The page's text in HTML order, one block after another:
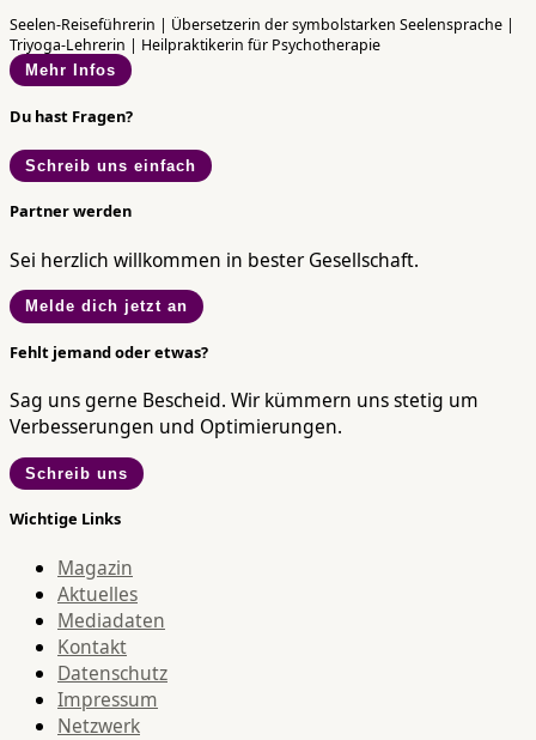
Seelen-Reiseführerin | Übersetzerin der symbolstarken Seelensprache |
Triyoga-Lehrerin | Heilpraktikerin für Psychotherapie
Mehr Infos
Du hast Fragen?
Schreib uns einfach
Partner werden
Sei herzlich willkommen in bester Gesellschaft.
Melde dich jetzt an
Fehlt jemand oder etwas?
Sag uns gerne Bescheid. Wir kümmern uns stetig um
Verbesserungen und Optimierungen.
Schreib uns
Wichtige Links
Magazin
Aktuelles
Mediadaten
Kontakt
Datenschutz
Impressum
Netzwerk